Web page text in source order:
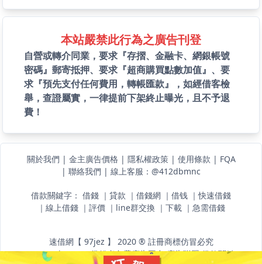
本站嚴禁此行為之廣告刊登
自營或轉介同業，要求『存摺、金融卡、網銀帳號
密碼』郵寄抵押、要求『超商購買點數加值』、要
求『預先支付任何費用，轉帳匯款』，如經借客檢
舉，查證屬實，一律提前下架終止曝光，且不予退
費！
關於我們 | 金主廣告價格| 隱私權政策| 使用條款 | FQA
| 聯絡我們 | 線上客服：@412dbmnc
借款關鍵字： 借錢 ｜ 貸款 ｜ 借錢網 ｜ 借钱 ｜快速借錢
｜ 線上借錢｜ 評價｜ line群交換｜ 下載｜ 急需借錢
速借網【 97jez 】 2020 ® 註冊商標仿冒必究
www.97jez.com 借錢者免費廣告平台廣告聯盟 借款關鍵